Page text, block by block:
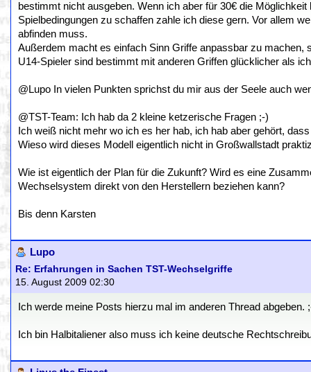
bestimmt nicht ausgeben. Wenn ich aber für 30€ die
Spielbedingungen zu schaffen zahle ich diese gern. Vor allem
abfinden muss.
Außerdem macht es einfach Sinn Griffe anpassbar zu
U14-Spieler sind bestimmt mit anderen Griffen glücklicher als
@Lupo In vielen Punkten sprichst du mir aus der Seele auch
@TST-Team: Ich hab da 2 kleine ketzerische Fragen ;-)
Ich weiß nicht mehr wo ich es her hab, ich hab aber gehört,
Wieso wird dieses Modell eigentlich nicht in Großwallstadt
Wie ist eigentlich der Plan für die Zukunft? Wird es eine
Wechselsystem direkt von den Herstellern beziehen kann?
Bis denn Karsten
Lupo
Re: Erfahrungen in Sachen TST-Wechselgriffe
15. August 2009 02:30
Ich werde meine Posts hierzu mal im anderen Thread abgeben.
Ich bin Halbitaliener also muss ich keine deutsche